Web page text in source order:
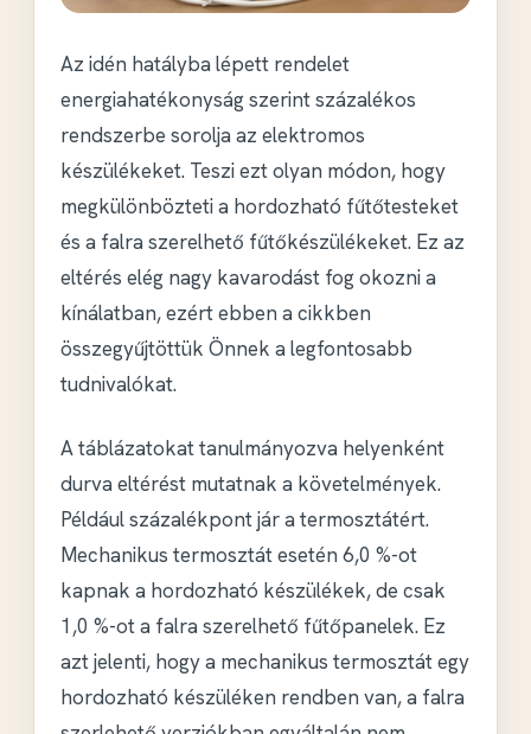
Az idén hatályba lépett rendelet
energiahatékonyság szerintszázalékos
rendszerbe sorolja az elektromos
készülékeket. Teszi ezt olyan módon, hogy
megkülönböztetia hordozható fűtőtesteket
és a falra szerelhető fűtőkészülékeket. Ez az
eltérés elég nagy kavarodást fog okozni a
kínálatban, ezért ebben a cikkben
összegyűjtöttük Önnek a legfontosabb
tudnivalókat.
A táblázatokat tanulmányozva helyenként
durva eltérést mutatnak a követelmények.
Például százalékpont jár a termosztátért.
Mechanikus termosztát esetén 6,0 %-ot
kapnak a hordozható készülékek, de csak
1,0 %-ot a falra szerelhető fűtőpanelek. Ez
azt jelenti, hogy a mechanikus termosztátegy
hordozható készüléken rendben van, a falra